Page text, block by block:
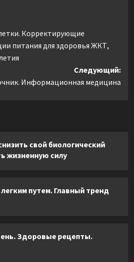
Корректирующие
питания для здоровья ЖКТ,
Следующий:
Информационная медицина
свой биологический
жизненную силу
путем. Главный тренд
Здоровые рецепты.